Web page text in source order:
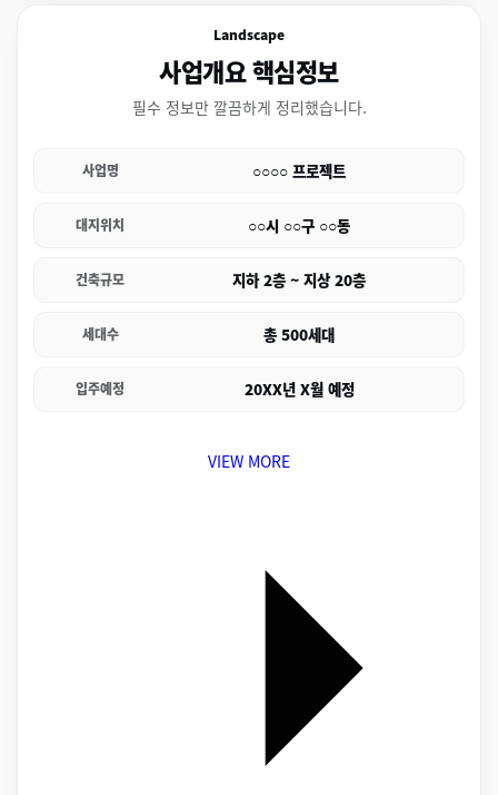
Landscape
사업개요 핵심정보
필수 정보만 깔끔하게 정리했습니다.
사업명 ○○○○ 프로젝트
대지위치 ○○시 ○○구 ○○동
건축규모 지하 2층 ~ 지상 20층
세대수 총 500세대
입주예정 20XX년 X월 예정
VIEW MORE